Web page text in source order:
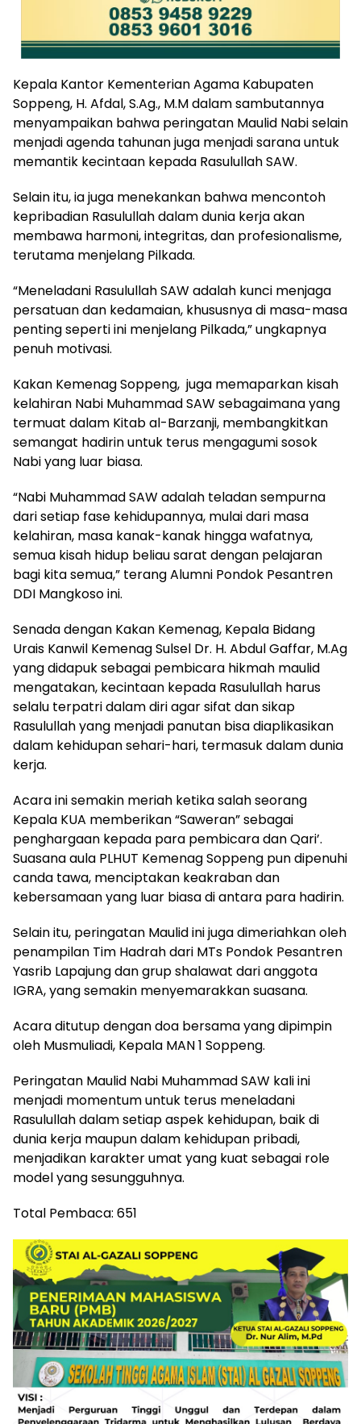
Kepala Kantor Kementerian Agama Kabupaten
Soppeng, H. Afdal, S.Ag., M.M dalam sambutannya
menyampaikan bahwa peringatan Maulid Nabi selain
menjadi agenda tahunan juga menjadi sarana untuk
memantik kecintaan kepada Rasulullah SAW.
Selain itu, ia juga menekankan bahwa mencontoh
kepribadian Rasulullah dalam dunia kerja akan
membawa harmoni, integritas, dan profesionalisme,
terutama menjelang Pilkada.
“Meneladani Rasulullah SAW adalah kunci menjaga
persatuan dan kedamaian, khususnya di masa-masa
penting seperti ini menjelang Pilkada,” ungkapnya
penuh motivasi.
Kakan Kemenag Soppeng, juga memaparkan kisah
kelahiran Nabi Muhammad SAW sebagaimana yang
termuat dalam Kitab al-Barzanji, membangkitkan
semangat hadirin untuk terus mengagumi sosok
Nabi yang luar biasa.
“Nabi Muhammad SAW adalah teladan sempurna
dari setiap fase kehidupannya, mulai dari masa
kelahiran, masa kanak-kanak hingga wafatnya,
semua kisah hidup beliau sarat dengan pelajaran
bagi kita semua,” terang Alumni Pondok Pesantren
DDI Mangkoso ini.
Senada dengan Kakan Kemenag, Kepala Bidang
Urais Kanwil Kemenag Sulsel Dr. H. Abdul Gaffar, M.Ag
yang didapuk sebagai pembicara hikmah maulid
mengatakan, kecintaan kepada Rasulullah harus
selalu terpatri dalam diri agar sifat dan sikap
Rasulullah yang menjadi panutan bisa diaplikasikan
dalam kehidupan sehari-hari, termasuk dalam dunia
kerja.
Acara ini semakin meriah ketika salah seorang
Kepala KUA memberikan “Saweran” sebagai
penghargaan kepada para pembicara dan Qari’.
Suasana aula PLHUT Kemenag Soppeng pun dipenuhi
canda tawa, menciptakan keakraban dan
kebersamaan yang luar biasa di antara para hadirin.
Selain itu, peringatan Maulid ini juga dimeriahkan oleh
penampilan Tim Hadrah dari MTs Pondok Pesantren
Yasrib Lapajung dan grup shalawat dari anggota
IGRA, yang semakin menyemarakkan suasana.
Acara ditutup dengan doa bersama yang dipimpin
oleh Musmuliadi, Kepala MAN 1 Soppeng.
Peringatan Maulid Nabi Muhammad SAW kali ini
menjadi momentum untuk terus meneladani
Rasulullah dalam setiap aspek kehidupan, baik di
dunia kerja maupun dalam kehidupan pribadi,
menjadikan karakter umat yang kuat sebagai role
model yang sesungguhnya.
Total Pembaca: 651